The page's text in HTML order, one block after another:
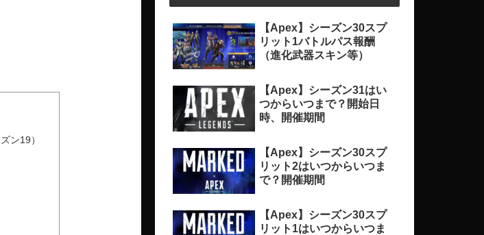
ン19）
【Apex】シーズン30スプ
リット1バトルパス報酬
（進化武器スキン等）
【Apex】シーズン31はい
つからいつまで？開始日
時、開催期間
【Apex】シーズン30スプ
リット2はいつからいつま
で？開催期間
【Apex】シーズン30スプ
リット1はいつからいつま